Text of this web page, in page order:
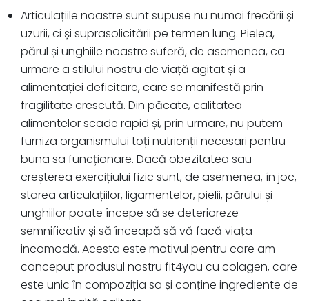
Articulațiile noastre sunt supuse nu numai frecării și
uzurii, ci și suprasolicitării pe termen lung. Pielea,
părul și unghiile noastre suferă, de asemenea, ca
urmare a stilului nostru de viață agitat și a
alimentației deficitare, care se manifestă prin
fragilitate crescută. Din păcate, calitatea
alimentelor scade rapid și, prin urmare, nu putem
furniza organismului toți nutrienții necesari pentru
buna sa funcționare. Dacă obezitatea sau
creșterea exercițiului fizic sunt, de asemenea, în joc,
starea articulațiilor, ligamentelor, pielii, părului și
unghiilor poate începe să se deterioreze
semnificativ și să înceapă să vă facă viața
incomodă. Acesta este motivul pentru care am
conceput produsul nostru fit4you cu colagen, care
este unic în compoziția sa și conține ingrediente de